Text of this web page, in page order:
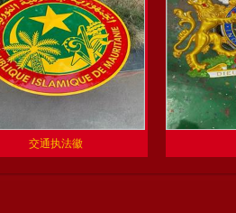
交通执法徽